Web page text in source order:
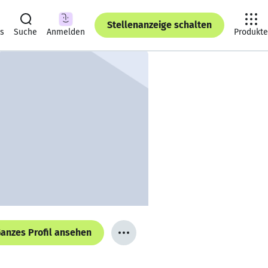
Suche Anmelden
Stellenanzeige schalten
Produkte
Profil ansehen